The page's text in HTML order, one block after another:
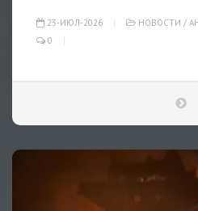
23-ИЮЛ-2026 НОВОСТИ /
0